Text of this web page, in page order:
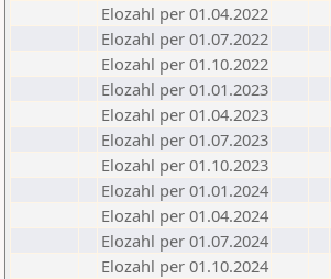
Elozahl per 01.04.2022
Elozahl per 01.07.2022
Elozahl per 01.10.2022
Elozahl per 01.01.2023
Elozahl per 01.04.2023
Elozahl per 01.07.2023
Elozahl per 01.10.2023
Elozahl per 01.01.2024
Elozahl per 01.04.2024
Elozahl per 01.07.2024
Elozahl per 01.10.2024